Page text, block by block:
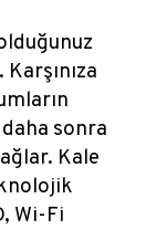
sonra
Kale
Wi-Fi